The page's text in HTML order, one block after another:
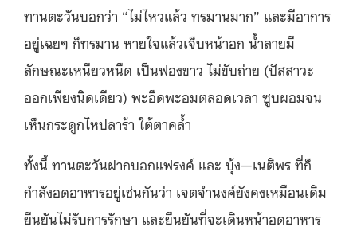
ทานตะวันบอกว่า “ไม่ไหวแล้ว ทรมานมาก” และมีอาการ
อยู่เฉยๆ ก็ทรมาน หายใจแล้วเจ็บหน้าอก น้ำลายมี
ลักษณะเหนียวหนืด เป็นฟองขาว ไม่ขับถ่าย (ปัสสาวะ
ออกเพียงนิดเดียว) พะอืดพะอมตลอดเวลา ซูบผอมจน
เห็นกระดูกไหปลาร้า ใต้ตาคล้ำ
ทั้งนี้ ทานตะวันฝากบอกแฟรงค์ และ บุ้ง—เนติพร ที่ก็
กำลังอดอาหารอยู่เช่นกันว่า เจตจำนงค์ยังคงเหมือนเดิม
ยืนยันไม่รับการรักษา และยืนยันที่จะเดินหน้าอดอาหาร